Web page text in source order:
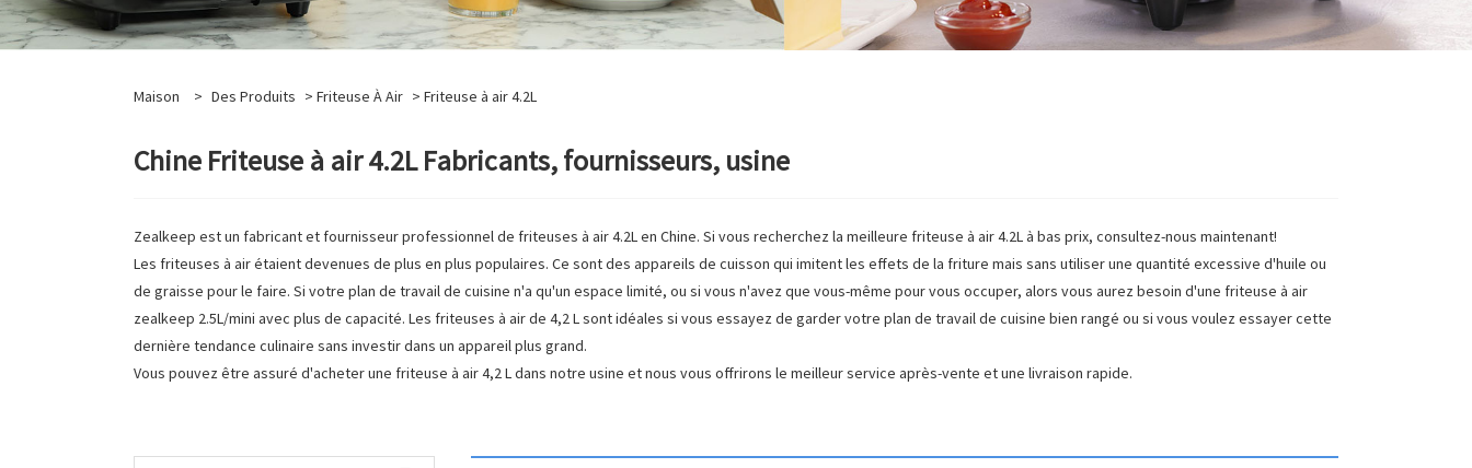
Maison > Des Produits > Friteuse À Air > Friteuse à air 4.2L
Chine Friteuse à air 4.2L Fabricants, fournisseurs, usine
Zealkeep est un fabricant et fournisseur professionnel de friteuses à air 4.2L en Chine. Si vous recherchez la meilleure friteuse à air 4.2L à bas prix, consultez-nous maintenant!
Les friteuses à air étaient devenues de plus en plus populaires. Ce sont des appareils de cuisson qui imitent les effets de la friture mais sans utiliser une quantité excessive d'huile ou
de graisse pour le faire. Si votre plan de travail de cuisine n'a qu'un espace limité, ou si vous n'avez que vous-même pour vous occuper, alors vous aurez besoin d'une friteuse à air
zealkeep 2.5L/mini avec plus de capacité. Les friteuses à air de 4,2 L sont idéales si vous essayez de garder votre plan de travail de cuisine bien rangé ou si vous voulez essayer cette
dernière tendance culinaire sans investir dans un appareil plus grand.
Vous pouvez être assuré d'acheter une friteuse à air 4,2 L dans notre usine et nous vous offrirons le meilleur service après-vente et une livraison rapide.